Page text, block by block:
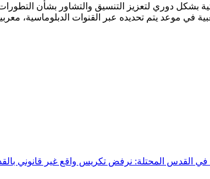
بشكل دوري لتعزيز التنسيق والتشاور بشأن
في موعد يتم تحديده عبر القنوات الدبلوماسية،
القدس المحتلة: نرفض تكريس واقع غير قانوني